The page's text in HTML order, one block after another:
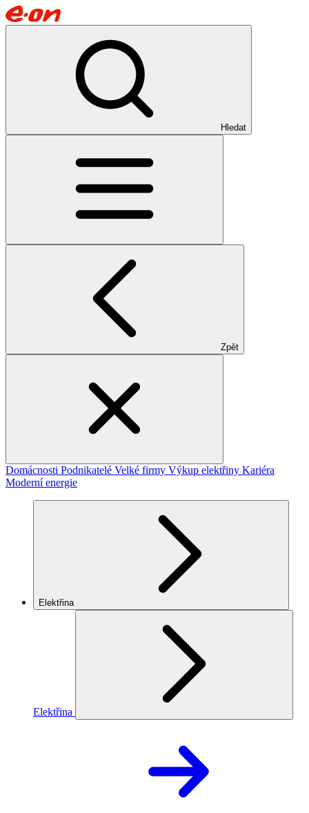
Hledat
Zpět
Domácnosti Podnikatelé Velké firmy Výkup elektřiny Kariéra
Moderní energie
Elektřina
Elektřina